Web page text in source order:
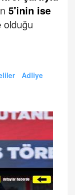
5'inin ise
olduğu
Adliye